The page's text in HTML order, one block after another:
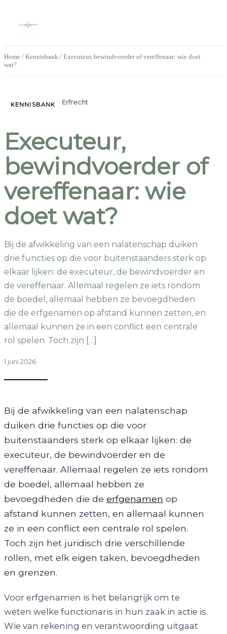
Home / Kennisbank / Executeur, bewindvoerder of vereffenaar: wie doet
wat?
KENNISBANK Erfrecht
Executeur,
bewindvoerder of
vereffenaar: wie
doet wat?
Bij de afwikkeling van een nalatenschap duiken
drie functies op die voor buitenstaanders sterk op
elkaar lijken: de executeur, de bewindvoerder en
de vereffenaar. Allemaal regelen ze iets rondom
de boedel, allemaal hebben ze bevoegdheden
die de erfgenamen op afstand kunnen zetten, en
allemaal kunnen ze in een conflict een centrale
rol spelen. Toch zijn […]
1 juni 2026
Bij de afwikkeling van een nalatenschap
duiken drie functies op die voor
buitenstaanders sterk op elkaar lijken: de
executeur, de bewindvoerder en de
vereffenaar. Allemaal regelen ze iets rondom
de boedel, allemaal hebben ze
bevoegdheden die de erfgenamen op
afstand kunnen zetten, en allemaal kunnen
ze in een conflict een centrale rol spelen.
Toch zijn het juridisch drie verschillende
rollen, met elk eigen taken, bevoegdheden
en grenzen.
Voor erfgenamen is het belangrijk om te
weten welke functionaris in hun zaak in actie is.
Wie van rekening en verantwoording uitgaat